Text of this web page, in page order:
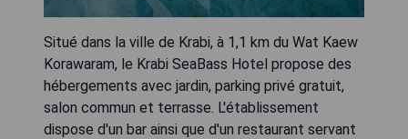
Situé dans la ville de Krabi, à 1,1 km du Wat Kaew
Korawaram, le Krabi SeaBass Hotel propose des
hébergements avec jardin, parking privé gratuit,
salon commun et terrasse. L'établissement
dispose d'un bar ainsi que d'un restaurant servant